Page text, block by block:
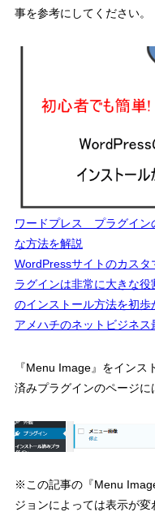
事を参考にしてください。
ワードプレス プラグイ
な方法を解説
WordPressサイトのカス
ラグインは非常に大きな
のインストール方法を初歩
アメハチのネットビジネス
『Menu Image』をイン
済みプラグインのページに
※この記事の『Menu
ジョンによっては表示が変